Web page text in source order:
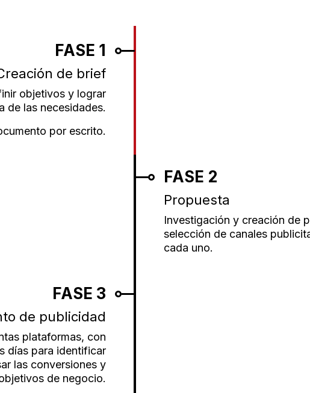
FASE 1
de brief
objetivos y lograr
de las necesidades.
por escrito.
FASE 2
Propuesta
Investigación y creación de
selección de canales
cada uno.
FASE 3
de publicidad
plataformas, con
días para identificar
las conversiones y
de negocio.